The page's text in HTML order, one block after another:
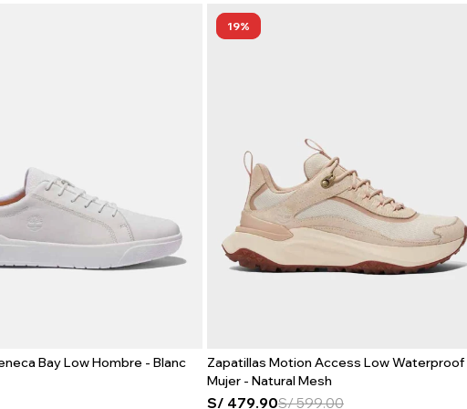
Bay Low Hombre - Blanc
19
Zapatillas Motion Access Low Waterproof
Mujer - Natural Mesh
S/ 479.90S/599.00